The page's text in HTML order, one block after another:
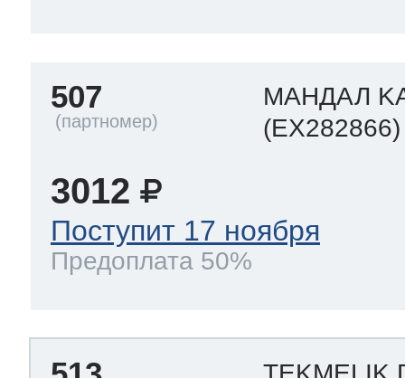
507
МАНДАЛ
(EX282866)
3012
Поступит 17 ноября
Предоплата 50%